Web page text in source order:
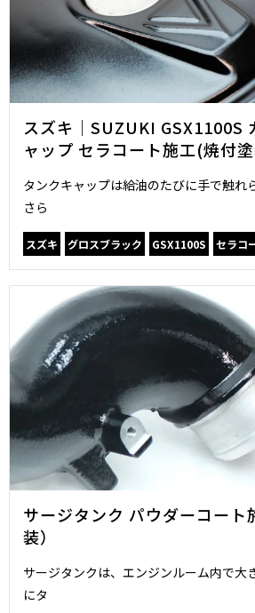
スズキ｜SUZUKI GSX1100S
ャップ セラコート施工(焼付
タンクキャップは給油のたびに手で触れ
さら
スズキ グロスブラック GSX1100S セラコ
サージタンク パウダーコート
装）
サージタンクは、エンジンルーム内で大
にタ